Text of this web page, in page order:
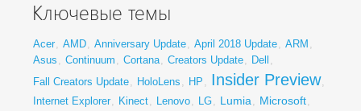
Ключевые темы
Acer, AMD, Anniversary Update, April 2018 Update, ARM ,
Asus , Continuum , Cortana, Creators Update, Dell ,
Fall Creators Update, HoloLens , HP , Insider Preview,
Internet Explorer, Kinect, Lenovo, LG, Lumia, Microsoft,